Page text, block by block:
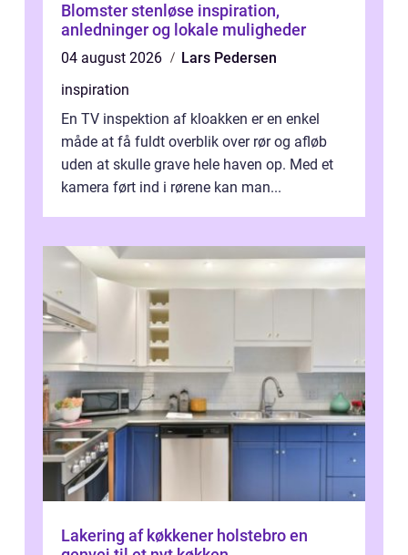
Blomster stenløse inspiration,
anledninger og lokale muligheder
04 august 2026
Lars Pedersen
inspiration
En TV inspektion af kloakken er en enkel
måde at få fuldt overblik over rør og afløb
uden at skulle grave hele haven op. Med et
kamera ført ind i rørene kan man...
Lakering af køkkener holstebro en